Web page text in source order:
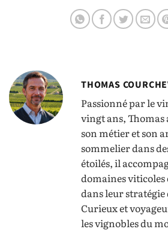
THOMAS
Passionné par le
vingt ans, Thomas
son métier et son
sommelier dans
étoilés, il
domaines
dans leur
Curieux et
les vignobles du